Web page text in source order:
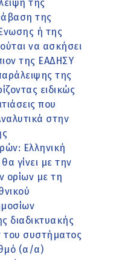
της
της
ή της
να ασκήσει
της ΕΑΔΗΣΥ
της
ειδικώς
που
στην
Ελληνική
γίνει με την
ορίων με τη
διαδικτυακής
συστήματος
(α/α)